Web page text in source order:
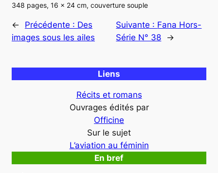
348 pages, 16 x 24 cm, couverture souple
← Précédente : Des
images sous les ailes
Suivante : Fana Hors-
Série N° 38
→
Liens
Récits et romans
Ouvrages édités par
Officine
Sur le sujet
L’aviation au féminin
En bref